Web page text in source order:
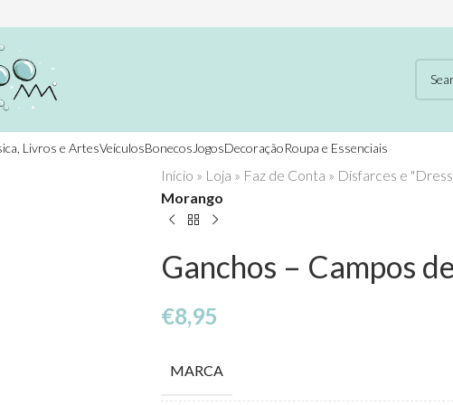
Livros e ArtesVeículosBonecos JogosDecoraçãoRoupa e Essenciais
Início » Loja » Faz de Conta » Disfarces e
Morango
Ganchos – Campos
€8,95
MARCA